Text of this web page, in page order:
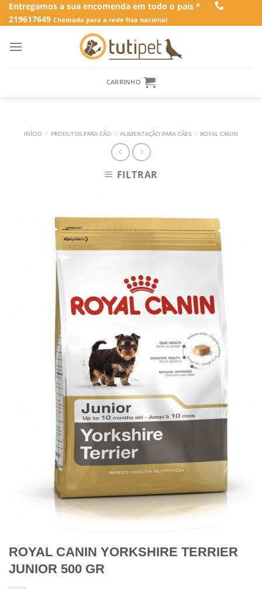
SkipEntregamos a sua encomenda em todo o país *
219617649 Chamada para a rede fixa nacional
CARRINHO
INÍCIO / PRODUTOS PARA CÃO / ALIMENTAÇÃO PARA CÃES / ROYAL CANIN
FILTRAR
ROYAL CANIN YORKSHIRE TERRIER
JUNIOR 500 GR